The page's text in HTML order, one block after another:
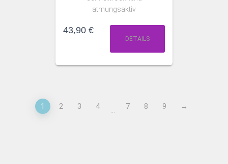
atmungsaktiv
43,90 €
DETAILS
1 2 3 4 … 7 8 9 →